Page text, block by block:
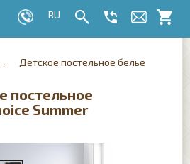
Детское постельное белье
постельное
Summer